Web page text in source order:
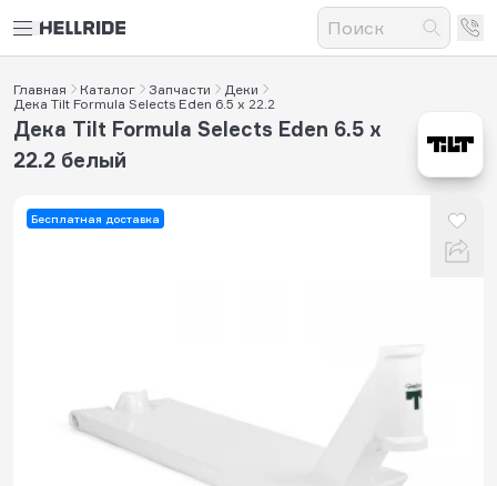
Главная Каталог Запчасти
Деки
Дека Tilt Formula Selects Eden 6.5 x 22.2
Бесплатная доставка
Дека Tilt Formula Selects Eden 6.5 x
22.2 белый